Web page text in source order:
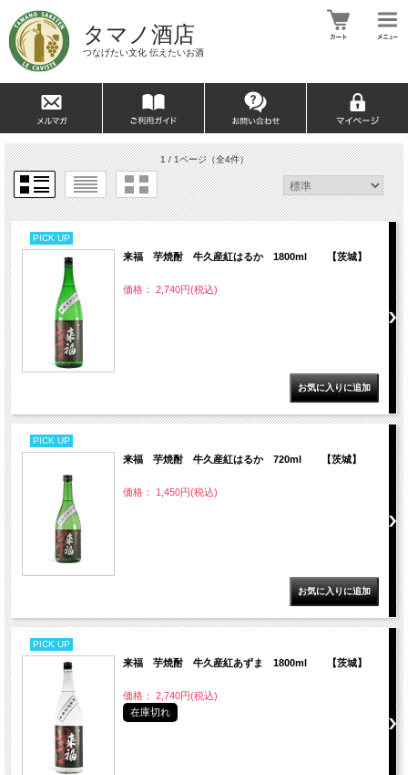
タマノ酒店
つなげたい文化 伝えたいお酒
1 / 1ページ（全4件）
PICK UP
来福 芋焼酎 牛久産紅はるか 1800ml 【茨城】
価格： 2,740円(税込)
PICK UP
来福 芋焼酎 牛久産紅はるか 720ml 【茨城】
価格： 1,450円(税込)
PICK UP
来福 芋焼酎 牛久産紅あずま 1800ml 【茨城】
価格： 2,740円(税込)
在庫切れ